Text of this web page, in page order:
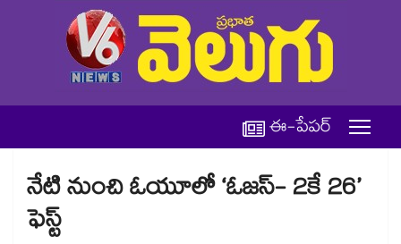
ఈ-పేపర్
నేటి నుంచి ఓయూలో ‘ఓజస్- 2కే 26’
ఫెస్ట్